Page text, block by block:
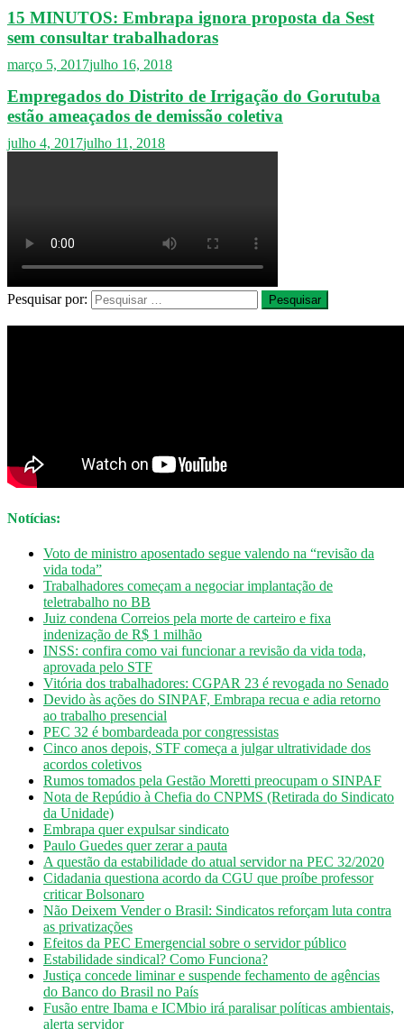
15 MINUTOS: Embrapa ignora proposta da Sest
sem consultar trabalhadoras
março 5, 2017julho 16, 2018
Empregados do Distrito de Irrigação do Gorutuba
estão ameaçados de demissão coletiva
julho 4, 2017julho 11, 2018
Pesquisar por:
Notícias:
Voto de ministro aposentado segue valendo na “revisão da
vida toda”
Trabalhadores começam a negociar implantação de
teletrabalho no BB
Juiz condena Correios pela morte de carteiro e fixa
indenização de R$ 1 milhão
INSS: confira como vai funcionar a revisão da vida toda,
aprovada pelo STF
Vitória dos trabalhadores: CGPAR 23 é revogada no Senado
Devido às ações do SINPAF, Embrapa recua e adia retorno
ao trabalho presencial
PEC 32 é bombardeada por congressistas
Cinco anos depois, STF começa a julgar ultratividade dos
acordos coletivos
Rumos tomados pela Gestão Moretti preocupam o SINPAF
Nota de Repúdio à Chefia do CNPMS (Retirada do Sindicato
da Unidade)
Embrapa quer expulsar sindicato
Paulo Guedes quer zerar a pauta
A questão da estabilidade do atual servidor na PEC 32/2020
Cidadania questiona acordo da CGU que proíbe professor
criticar Bolsonaro
Não Deixem Vender o Brasil: Sindicatos reforçam luta contra
as privatizações
Efeitos da PEC Emergencial sobre o servidor público
Estabilidade sindical? Como Funciona?
Justiça concede liminar e suspende fechamento de agências
do Banco do Brasil no País
Fusão entre Ibama e ICMbio irá paralisar políticas ambientais,
alerta servidor